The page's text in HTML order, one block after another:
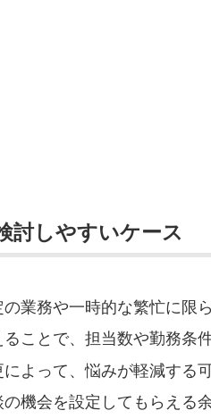
討しやすいケース
業務や一時的な繁忙に限
ることで、担当数や勤務条
よって、悩みが軽減する
機会を設定してもらえる